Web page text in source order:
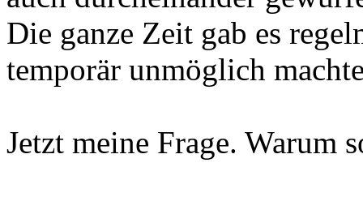
Die ganze Zeit gab es
temporär unmöglich
Jetzt meine Frage. Warum